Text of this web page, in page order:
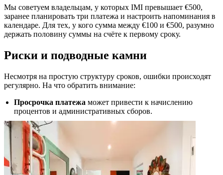
Мы советуем владельцам, у которых IMI превышает €500,
заранее планировать три платежа и настроить напоминания в
календаре. Для тех, у кого сумма между €100 и €500, разумно
держать половину суммы на счёте к первому сроку.
Риски и подводные камни
Несмотря на простую структуру сроков, ошибки происходят
регулярно. На что обратить внимание:
Просрочка платежа может привести к начислению
процентов и административных сборов.